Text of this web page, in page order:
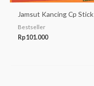
Jamsut Kancing Cp Stick
Bestseller
Rp101.000